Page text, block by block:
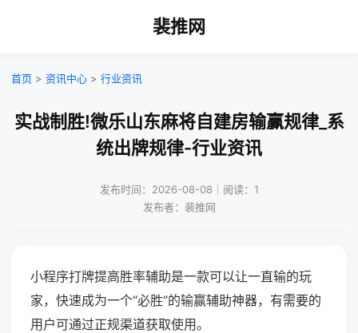
裴推网
首页 > 资讯中心 > 行业资讯
实战制胜!微乐山东麻将自建房输赢规律_系
统出牌规律-行业资讯
发布时间：2026-08-08｜阅读：1
发布者：裴推网
小程序打牌提高胜率辅助是一款可以让一直输的玩
家，快速成为一个“必胜”的输赢辅助神器，有需要的
用户可通过正规渠道获取使用。